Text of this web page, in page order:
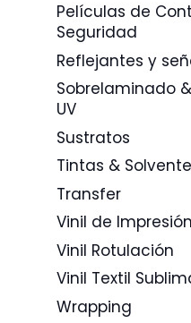
Películas de
Seguridad
Reflejantes y
Sobrelaminado
UV
Sustratos
Tintas & Solvente
Transfer
Vinil de Impresión
Vinil Rotulación
Vinil Textil
Wrapping